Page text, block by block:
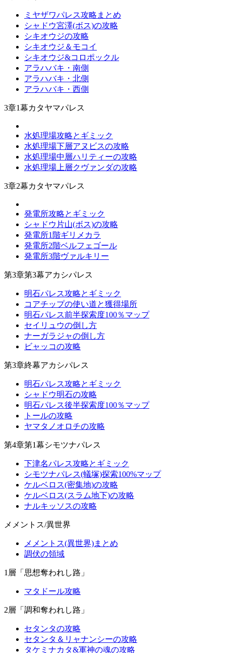
ミヤザワパレス攻略まとめ
シャドウ宮澤(ボス)の攻略
シキオウジの攻略
シキオウジ＆モコイ
シキオウジ&コロポックル
アラハバキ・南側
アラハバキ・北側
アラハバキ・西側
3章1幕カタヤマパレス
水処理場攻略とギミック
水処理場下層アヌビスの攻略
水処理場中層ハリティーの攻略
水処理場上層クヴァンダの攻略
3章2幕カタヤマパレス
発電所攻略とギミック
シャドウ片山(ボス)の攻略
発電所1階ギリメカラ
発電所2階ベルフェゴール
発電所3階ヴァルキリー
第3章第3幕アカシパレス
明石パレス攻略とギミック
コアチップの使い道と獲得場所
明石パレス前半探索度100％マップ
セイリュウの倒し方
ナーガラジャの倒し方
ビャッコの攻略
第3章終幕アカシパレス
明石パレス攻略とギミック
シャドウ明石の攻略
明石パレス後半探索度100％マップ
トールの攻略
ヤマタノオロチの攻略
第4章第1幕シモツナパレス
下津名パレス攻略とギミック
シモツナパレス(蟻塚)探索100%マップ
ケルベロス(密集地)の攻略
ケルベロス(スラム地下)の攻略
ナルキッソスの攻略
メメントス/異世界
メメントス(異世界)まとめ
調伏の領域
1層「思想奪われし路」
マタドール攻略
2層「調和奪われし路」
セタンタの攻略
セタンタ＆リャナンシーの攻略
タケミナカタ&軍神の魂の攻略